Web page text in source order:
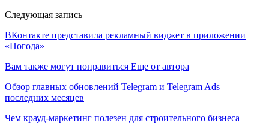
Следующая запись
ВКонтакте представила рекламный виджет в приложении
«Погода»
Вам также могут понравиться Еще от автора
Обзор главных обновлений Telegram и Telegram Ads
последних месяцев
Чем крауд-маркетинг полезен для строительного бизнеса